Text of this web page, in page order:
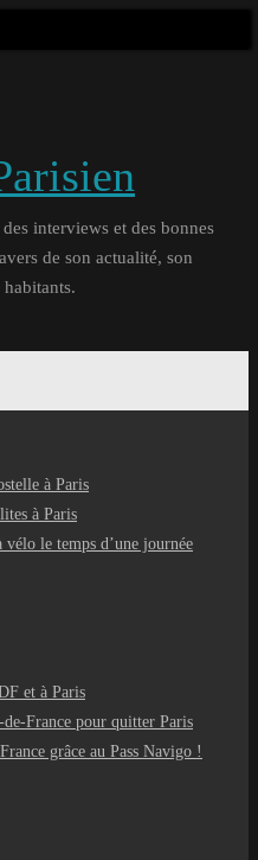
interviews et des bonnes
de son actualité, son
à Paris
à Paris
le temps d’une journée
et à Paris
de-France pour quitter Paris
grâce au Pass Navigo !